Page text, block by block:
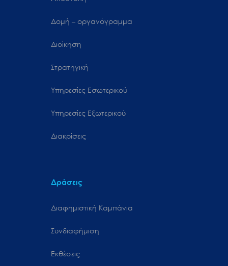
Δομή – οργανόγραμμα
Διοίκηση
Στρατηγική
Υπηρεσίες Εσωτερικού
Υπηρεσίες Εξωτερικού
Διακρίσεις
Δράσεις
Διαφημιστική Καμπάνια
Συνδιαφήμιση
Εκθέσεις